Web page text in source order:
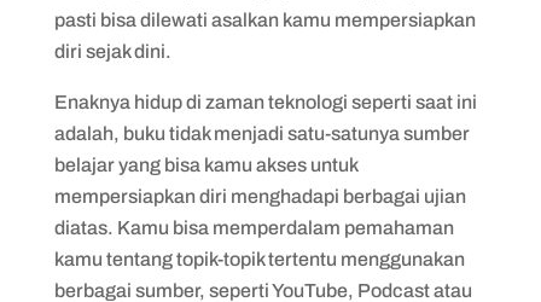
pasti bisa dilewati asalkan kamu mempersiapkan
diri sejak dini.
Enaknya hidup di zaman teknologi seperti saat ini
adalah, buku tidak menjadi satu-satunya sumber
belajar yang bisa kamu akses untuk
mempersiapkan diri menghadapi berbagai ujian
diatas. Kamu bisa memperdalam pemahaman
kamu tentang topik-topik tertentu menggunakan
berbagai sumber, seperti YouTube, Podcast atau